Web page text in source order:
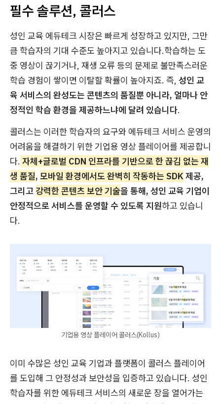
필수 솔루션, 콜러스
성인 교육 에듀테크 시장은 빠르게 성장하고 있지만, 그만
큼 학습자의 기대 수준도 높아지고 있습니다.학습하는 도
중 영상이 끊기거나, 재생 오류 등의 문제로 불만족스러운
학습 경험이 쌓이면 이탈할 확률이 높아지죠. 즉, 성인 교
육 서비스의 완성도는 콘텐츠의 품질뿐 아니라, 얼마나 안
정적인 학습 환경을 제공하느냐에 달려 있습니다.
콜러스는 이러한 학습자의 요구와 에듀테크 서비스 운영의
어려움을 해결하기 위한 기업용 영상 플레이어를 제공합니
다. 자체+글로벌 CDN 인프라를 기반으로 한 끊김 없는 재
생 품질, 모바일 환경에서도 완벽히 작동하는 SDK제공,
그리고 강력한 콘텐츠 보안 기술을 통해, 성인 교육 기업이
안정적으로 서비스를 운영할 수 있도록 지원하고 있습니
다.
기업용 영상 플레이어 콜러스(Kollus)
이미 수많은 성인 교육 기업과 플랫폼이 콜러스 플레이어
를 도입해 그 안정성과 보안성을 입증하고 있습니다. 성인
학습자를 위한 에듀테크 서비스의 새로운 장을 열어가는